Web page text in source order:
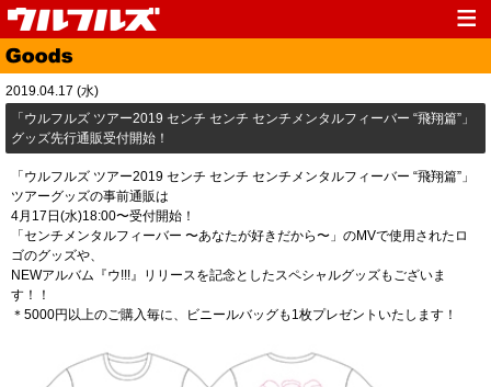
Top
Media Live
Profile
Fanclub
Contact Link
2019.04.17 (水)
「ウルフルズ ツアー2019 センチ センチ センチメンタルフィーバー “飛翔篇”」
グッズ先行通販受付開始！
「ウルフルズ ツアー2019 センチ センチ センチメンタルフィーバー “飛翔篇”」
ツアーグッズの事前通販は
4月17日(水)18:00〜受付開始！
「センチメンタルフィーバー 〜あなたが好きだから〜」のMVで使用されたロ
ゴのグッズや、
NEWアルバム『ウ!!!』リリースを記念としたスペシャルグッズもございま
す！！
＊5000円以上のご購入毎に、ビニールバッグも1枚プレゼントいたします！